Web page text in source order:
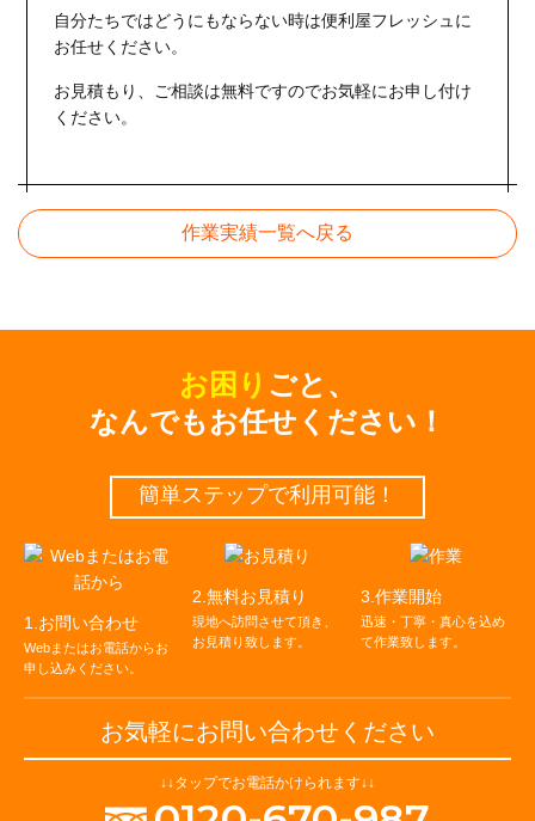
自分たちではどうにもならない時は便利屋フレッシュに
お任せください。
お見積もり、ご相談は無料ですのでお気軽にお申し付け
ください。
作業実績一覧へ戻る
お困り ごと、
なんでもお任せください！
簡単ステップで利⽤可能！
1.お問い合わせ
Webまたはお電話からお
申し込みください。
2.無料お見積り
現地へ訪問させて頂き、
お⾒積り致します。
3.作業開始
迅速・丁寧・真心を込め
て作業致します。
お気軽にお問い合わせください
↓↓タップでお電話かけられます↓↓